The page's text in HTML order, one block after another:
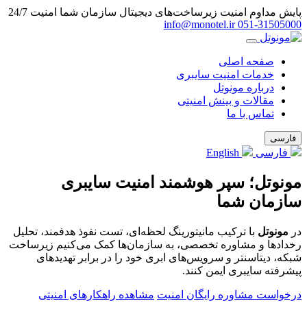
پایش مداوم امنیت زیرساخت‌های دیجیتال سازمان شما امنیت 24/7
info@monotel.ir 051‑31505000
صفحه اصلی
خدمات امنیت سایبری
درباره مونوتل
مقالات و بینش امنیتی
تماس با ما
فارسی
فارسی
مونوتل؛ سپر هوشمند امنیت سایبری
سازمان شما
در مونوتل با ترکیب مانیتورینگ لحظه‌ای، تست نفوذ هدفمند، تحلیل
رخدادها و مشاوره تخصصی، به سازمان‌ها کمک می‌کنیم زیرساخت
شبکه، دیتاسنتر و سرویس‌های ابری خود را در برابر تهدیدهای
پیشرفته سایبری ایمن کنند.
درخواست مشاوره رایگان امنیت مشاهده راهکارهای امنیتی